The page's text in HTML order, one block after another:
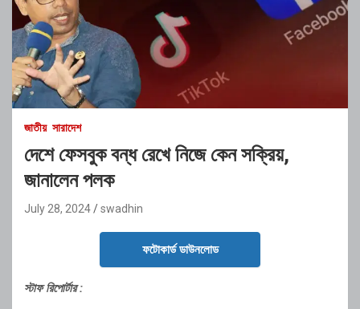
জাতীয় সারাদেশ
দেশে ফেসবুক বন্ধ রেখে নিজে কেন সক্রিয়,
জানালেন পলক
July 28, 2024 swadhin
ফটোকার্ড ডাউনলোড
স্টাফ রিপোর্টার :